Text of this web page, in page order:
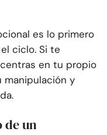
es lo primero
ciclo. Si te
en tu propio
y
de un